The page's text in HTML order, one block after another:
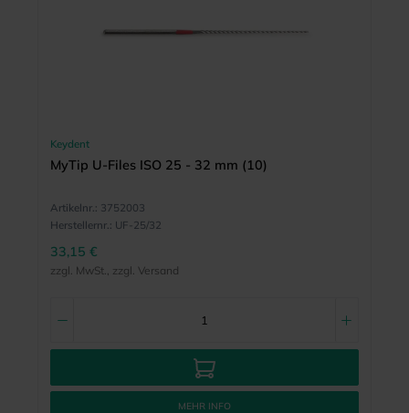
Keydent
MyTip U-Files ISO 25 - 32 mm (10)
Artikelnr.: 3752003
Herstellernr.: UF-25/32
33,15 €
zzgl. MwSt., zzgl. Versand
MEHR INFO